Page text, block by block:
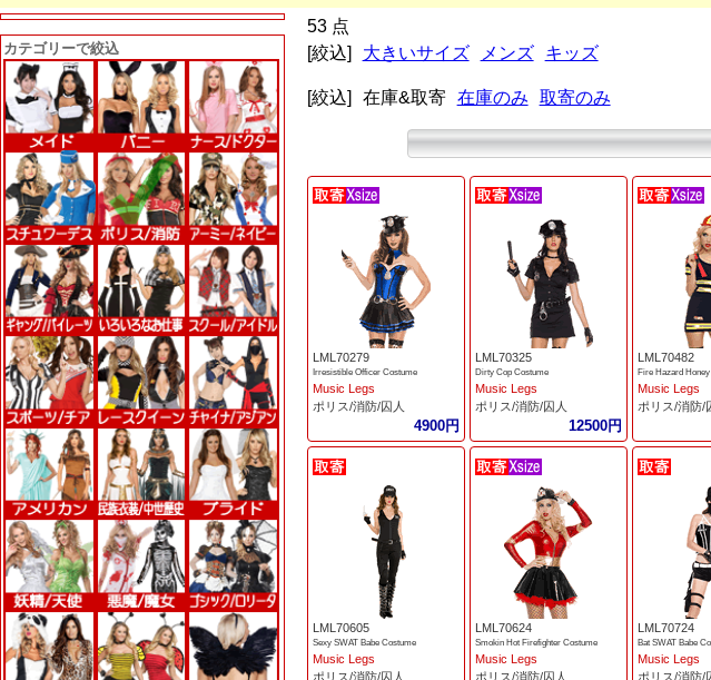
カテゴリーで絞込
53 点
[絞込]
大きいサイズ メンズ キッズ
[絞込] 在庫&取寄 在庫のみ 取寄のみ
LML70279
Irresistible Officer Costume
Music Legs
ポリス/消防/囚人
4900円
LML70325
Dirty Cop Costume
Music Legs
ポリス/消防/囚人
12500円
LML70482
Fire Hazard
Music Legs
ポリス/消防/
LML70605
Sexy SWAT Babe Costume
Music Legs
ポリス/消防/囚人
LML70624
Smokin Hot Firefighter Costume
Music Legs
ポリス/消防/囚人
LML70724
Bat SWAT Babe
Music Legs
ポリス/消防/